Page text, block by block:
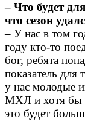
– Что будет
что сезон
– У нас в том
году кто-то
бог, ребята
показатель
у нас молодые
МХЛ и хотя бы
это будет